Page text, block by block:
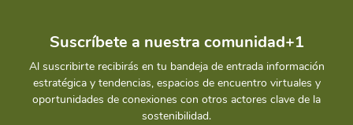
Suscríbete a nuestra comunidad+1
Al suscribirte recibirás en tu bandeja de entrada información
estratégica y tendencias, espacios de encuentro virtuales y
oportunidades de conexiones con otros actores clave de la
sostenibilidad.